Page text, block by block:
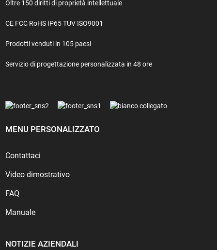
Oltre 150 diritti di proprietà intellettuale
CE FCC RoHS IP65 TUV ISO9001
Prodotti venduti in 105 paesi
Servizio di progettazione personalizzata in 48 ore
MENU PERSONALIZZATO
Contattaci
Video dimostrativo
FAQ
Manuale
NOTIZIE AZIENDALI